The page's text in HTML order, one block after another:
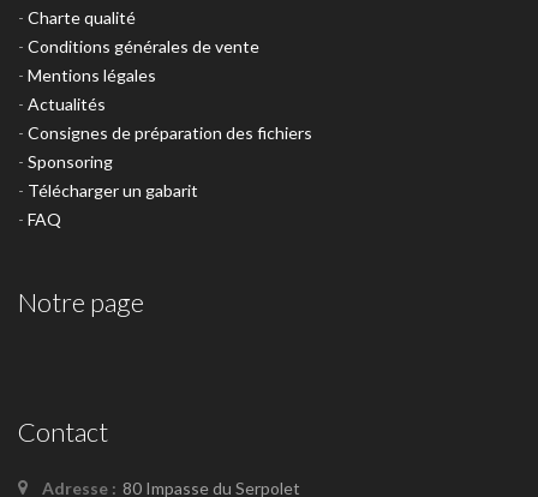
- Charte qualité
- Conditions générales de vente
- Mentions légales
- Actualités
- Consignes de préparation des fichiers
- Sponsoring
- Télécharger un gabarit
- FAQ
Notre page
Contact
Adresse : 80 Impasse du Serpolet